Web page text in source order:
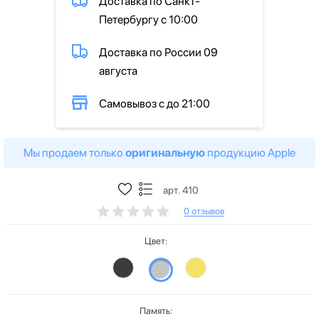
Петербургу с 10:00
Доставка по России 09
августа
Самовывоз с до 21:00
Мы продаем только оригинальную продукцию Apple
арт. 410
0 отзывов
Цвет:
Память: